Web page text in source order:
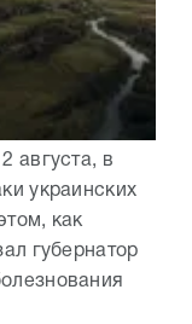
августа, в
украинских
как
губернатор